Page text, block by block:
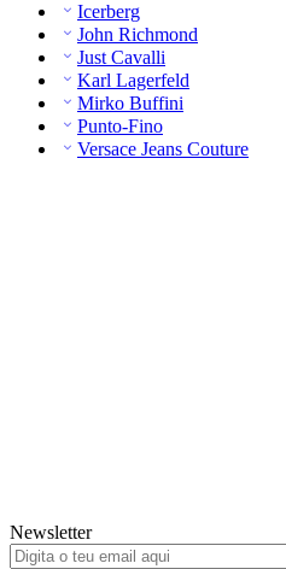
Icerberg
John Richmond
Just Cavalli
Karl Lagerfeld
Mirko Buffini
Punto-Fino
Versace Jeans Couture
Newsletter